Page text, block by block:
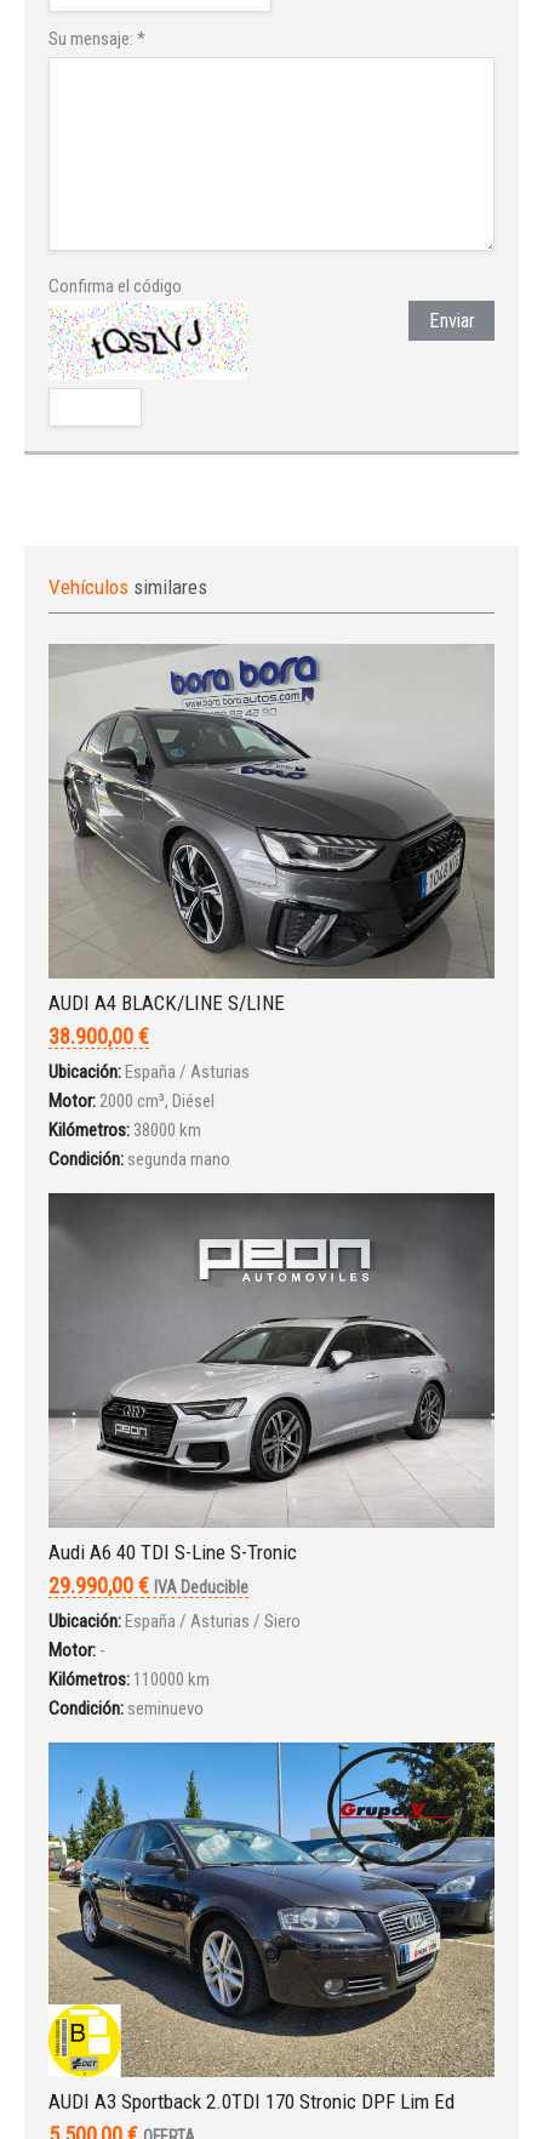
Iniciar sesión
Su mensaje: *
Confirma el código
Enviar
Vehículos similares
AUDI A4 BLACK/LINE S/LINE
38.900,00 €
Ubicación:España / Asturias
Motor:2000 cm³, Diésel
Kilómetros: 38000 km
Condición: segunda mano
Audi A6 40 TDI S-Line S-Tronic
29.990,00 € IVA Deducible
Ubicación:España / Asturias / Siero
Motor: -
Kilómetros: 110000 km
Condición: seminuevo
AUDI A3 Sportback 2.0TDI 170 Stronic DPF Lim Ed